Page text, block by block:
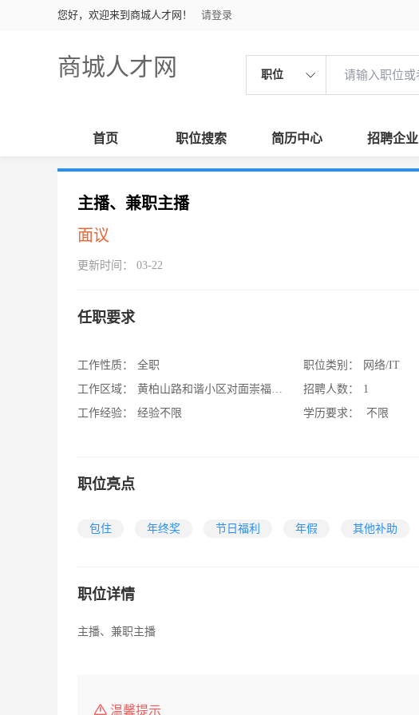
您好，欢迎来到商城人才网！ 请登录
商城人才网 职位
首页 职位搜索 简历中心 招聘企业
主播、兼职主播
面议
更新时间： 03-22
任职要求
工作性质：
全职
工作区域：
黄柏山路和谐小区对面崇福新村
工作经验：
经验不限
职位类别：
网络/IT
招聘人数：
1
学历要求：
不限
职位亮点
包住 年终奖 节日福利 年假 其他补助
职位详情
主播、兼职主播
温馨提示